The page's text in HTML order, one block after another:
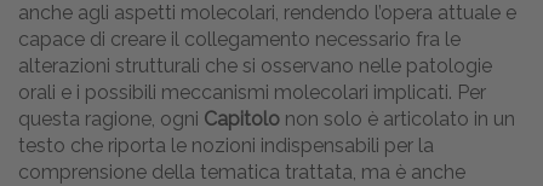
anche agli aspetti molecolari, rendendo l’opera attuale e
capace di creare il collegamento necessario fra le
alterazioni strutturali che si osservano nelle patologie
orali e i possibili meccanismi molecolari implicati. Per
questa ragione, ogni Capitolo non solo è articolato in un
testo che riporta le nozioni indispensabili per la
comprensione della tematica trattata, ma è anche